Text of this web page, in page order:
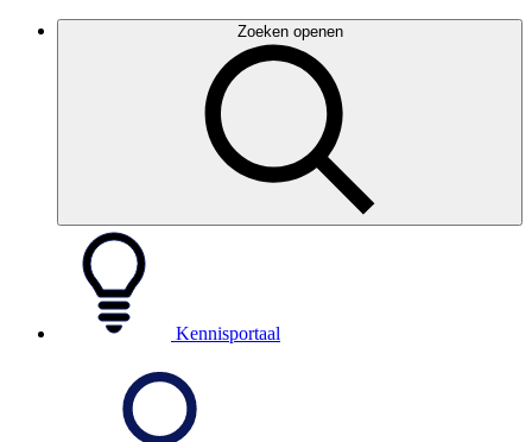
Zoeken openen
Kennisportaal